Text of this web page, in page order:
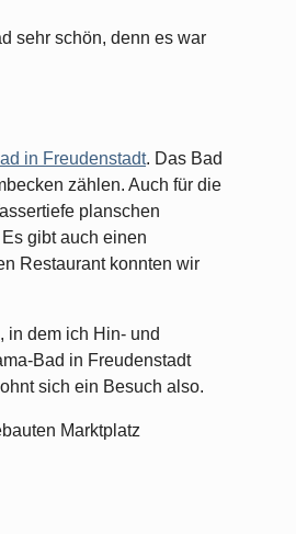
sehr schön, denn es war
in Freudenstadt. Das Bad
zählen. Auch für die
planschen
gibt auch einen
Restaurant konnten wir
in dem ich Hin- und
Bad in Freudenstadt
sich ein Besuch also.
Marktplatz